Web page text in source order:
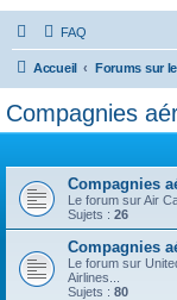
FAQ
Accueil
Compagnies
Compagnies
Le forum sur Air
Sujets : 26
Compagnies
Le forum sur
Airlines...
Sujets : 80